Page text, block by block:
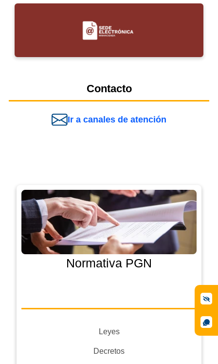
Contacto
Ir a canales de atención
Normativa PGN
Leyes
Decretos